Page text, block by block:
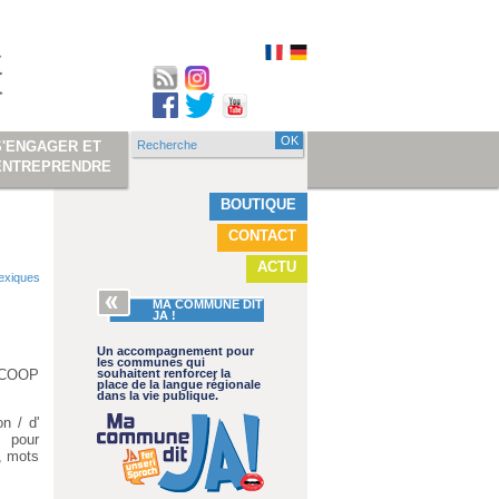
BOUTIQUE
CONTACT
ACTU
MA COMMUNE DIT
JA !
Un accompagnement pour
les communes qui
souhaitent renforcer la
place de la langue régionale
dans la vie publique.
/ d'
pour
mots
ET
Formulaire de
Recherche